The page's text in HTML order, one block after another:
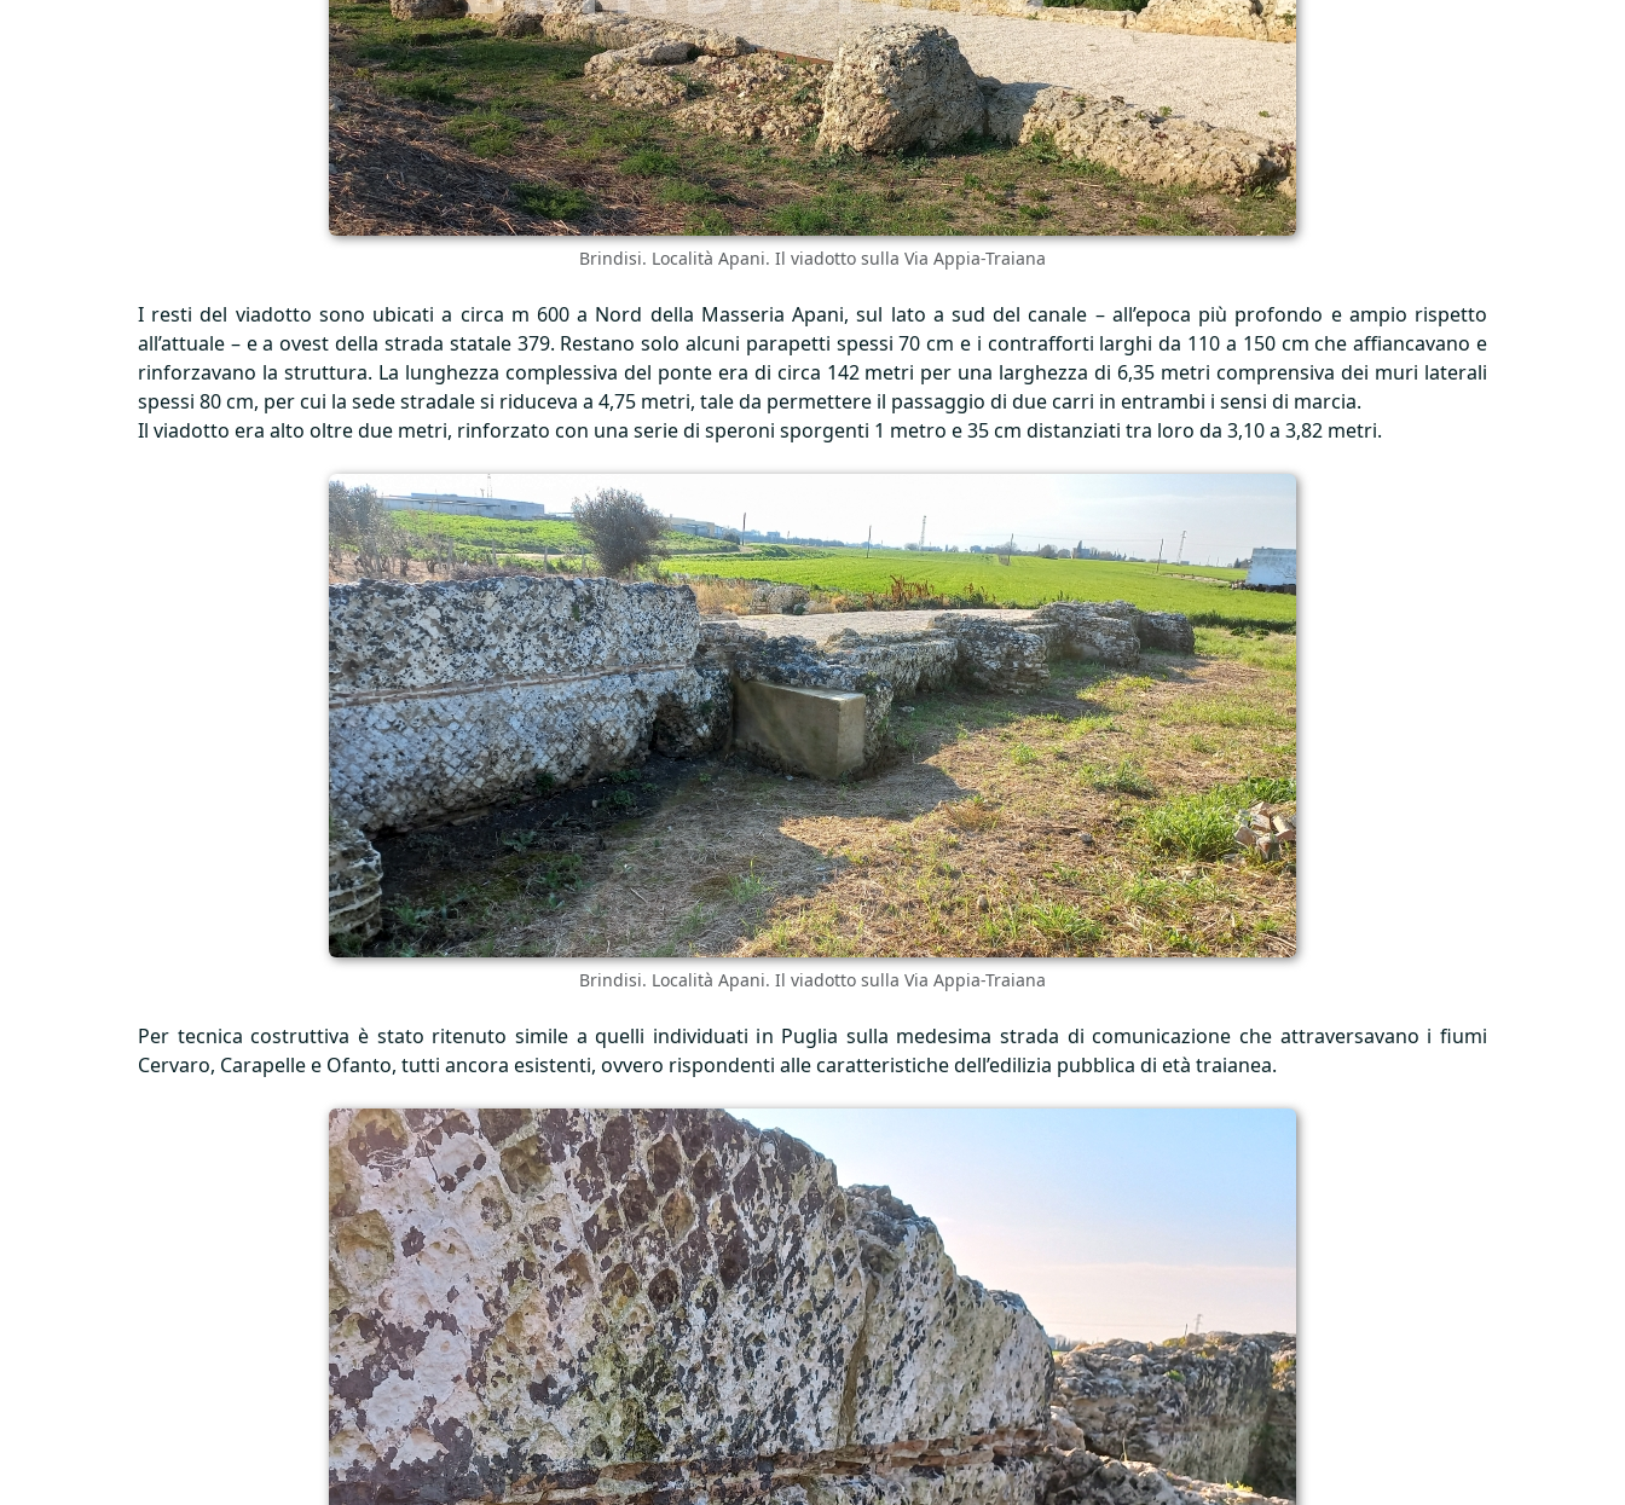
Brindisi. Località Apani. Il viadotto sulla Via Appia-Traiana
I resti del viadotto sono ubicati a circa m 600 a Nord della Masseria Apani, sul lato a sud del canale – all’epoca più profondo e ampio rispetto
all’attuale – e a ovest della strada statale 379. Restano solo alcuni parapetti spessi 70 cm e i contrafforti larghi da 110 a 150 cm che affiancavano e
rinforzavano la struttura. La lunghezza complessiva del ponte era di circa 142 metri per una larghezza di 6,35 metri comprensiva dei muri laterali
spessi 80 cm, per cui la sede stradale si riduceva a 4,75 metri, tale da permettere il passaggio di due carri in entrambi i sensi di marcia.
Il viadotto era alto oltre due metri, rinforzato con una serie di speroni sporgenti 1 metro e 35 cm distanziati tra loro da 3,10 a 3,82 metri.
Brindisi. Località Apani. Il viadotto sulla Via Appia-Traiana
Per tecnica costruttiva è stato ritenuto simile a quelli individuati in Puglia sulla medesima strada di comunicazione che attraversavano i fiumi
Cervaro, Carapelle e Ofanto, tutti ancora esistenti, ovvero rispondenti alle caratteristiche dell’edilizia pubblica di età traianea.